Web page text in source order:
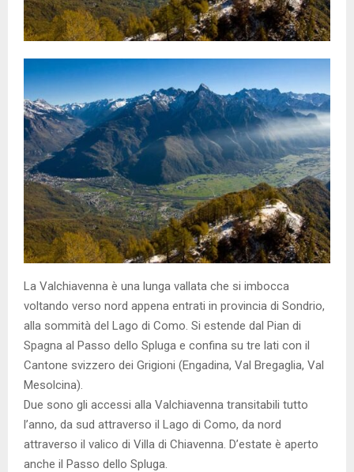
La Valchiavenna è una lunga vallata che si imbocca
voltando verso nord appena entrati in provincia di Sondrio,
alla sommità del Lago di Como. Si estende dal Pian di
Spagna al Passo dello Spluga e confina su tre lati con il
Cantone svizzero dei Grigioni (Engadina, Val Bregaglia, Val
Mesolcina).
Due sono gli accessi alla Valchiavenna transitabili tutto
l’anno, da sud attraverso il Lago di Como, da nord
attraverso il valico di Villa di Chiavenna. D’estate è aperto
anche il Passo dello Spluga.